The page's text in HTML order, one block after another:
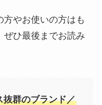
方やお使いの方はも
ぜひ最後までお読み
抜群のブランド／